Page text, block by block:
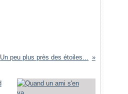
Un peu plus près des étoiles...